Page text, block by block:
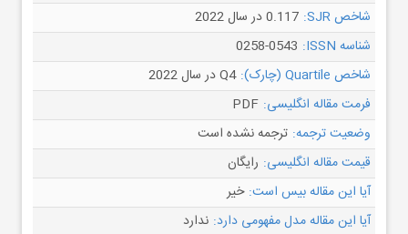
شاخص SJR:
0.117 در سال 2022
شناسه ISSN:
0258-0543
شاخص Quartile (چارک):
Q4 در سال 2022
فرمت مقاله انگلیسی: PDF
وضعیت ترجمه: ترجمه نشده است
قیمت مقاله انگلیسی: رایگان
آیا این مقاله بیس است: خیر
آیا این مقاله مدل مفهومی دارد: ندارد